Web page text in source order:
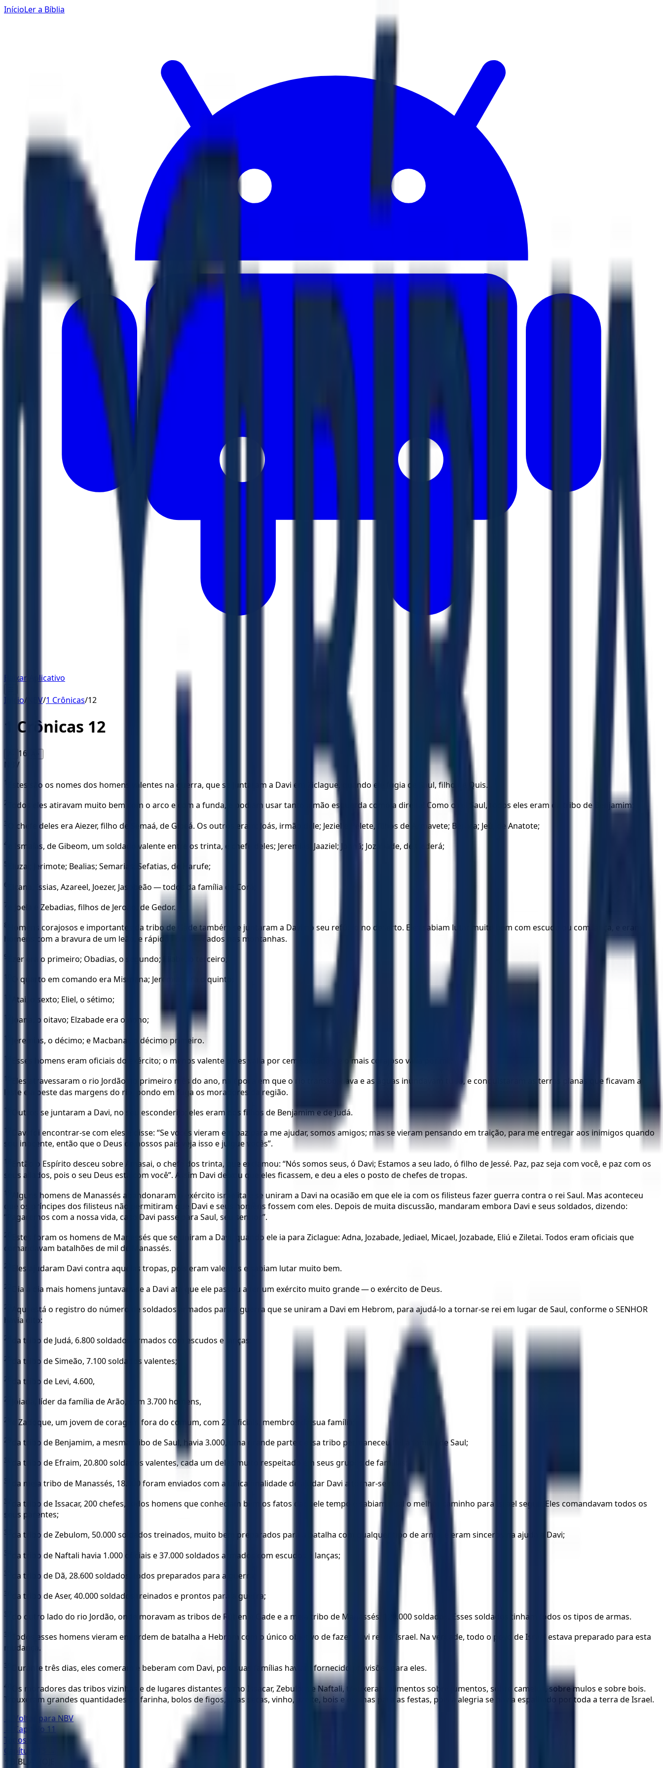
InícioLer a Bíblia
Baixar Aplicativo
Início/ NBV/1 Crônicas/12
1 Crônicas 12
16 A+
NBV
1 Estes são os nomes dos homens valentes na guerra, que se juntaram a Davi em Ziclague, quando ele fugia de Saul, filho de Quis.
2 Todos eles atiravam muito bem com o arco e com a funda, e podiam usar tanto a mão esquerda como a direita! Como o rei Saul, todos eles eram da tribo de Benjamim:
3 O chefe deles era Aiezer, filho de Semaá, de Gibeá. Os outros eram: Joás, irmão dele; Jeziel e Pelete, filhos de Azmavete; Beraca; Jeú, de Anatote;
4 e Ismaías, de Gibeom, um soldado valente entre os trinta, e chefe deles; Jeremias; Jaaziel; Joanã; Jozabade, de Gederá;
5 Eluzai; Jerimote; Bealias; Semarias; Sefatias, de Harufe;
6 Elcana, Issias, Azareel, Joezer, Jasobeão — todos da família de Corá;
7 e Joela e Zebadias, filhos de Jeroão, de Gedor.
8
Homens corajosos e importantes da tribo de Gade também se juntaram a Davi no seu refúgio no deserto. Eles sabiam lutar muito bem com escudo ou com lança, e eram
homens com a bravura de um leão, e rápidos como veados nas montanhas.
9 Ézer era o primeiro; Obadias, o segundo; Eliabe, o terceiro;
10 O quarto em comando era Mismana; Jeremias era o quinto;
11 Atai, o sexto; Eliel, o sétimo;
12 Joana, o oitavo; Elzabade era o nono;
13 Jeremias, o décimo; e Macbanai, o décimo primeiro.
14 Esses homens eram oficiais do exército; o menos valente deles valia por cem soldados, e o mais corajoso valia por mil!
15
Eles atravessaram o rio Jordão no primeiro mês do ano, na época em que o rio transbordava e as águas inundavam tudo, e conquistaram as terras planas que ficavam a
leste e a oeste das margens do rio, pondo em fuga os moradores da região.
16 Outros se juntaram a Davi, no seu esconderijo; eles eram dos filhos de Benjamim e de Judá.
17
Davi foi encontrar-se com eles e disse: “Se vocês vieram em paz para me ajudar, somos amigos; mas se vieram pensando em traição, para me entregar aos inimigos quando
sou inocente, então que o Deus de nossos pais veja isso e julgue vocês”.
18
Então o Espírito desceu sobre Amasai, o chefe dos trinta, que exclamou: “Nós somos seus, ó Davi; Estamos a seu lado, ó filho de Jessé. Paz, paz seja com você, e paz com os
seus aliados, pois o seu Deus está com você”. Assim Davi deixou que eles ficassem, e deu a eles o posto de chefes de tropas.
19
Alguns homens de Manassés abandonaram o exército israelita e se uniram a Davi na ocasião em que ele ia com os filisteus fazer guerra contra o rei Saul. Mas aconteceu
que os príncipes dos filisteus não permitiram que Davi e seus homens fossem com eles. Depois de muita discussão, mandaram embora Davi e seus soldados, dizendo:
“Pagaremos com a nossa vida, caso Davi passe para Saul, seu senhor”.
20
Estes foram os homens de Manassés que se uniram a Davi, quando ele ia para Ziclague: Adna, Jozabade, Jediael, Micael, Jozabade, Eliú e Ziletai. Todos eram oficiais que
comandavam batalhões de mil de Manassés.
21 Eles ajudaram Davi contra aquelas tropas, pois eram valentes e sabiam lutar muito bem.
22 Dia a dia mais homens juntavam-se a Davi até que ele passou a ter um exército muito grande — o exército de Deus.
23
Aqui está o registro do número de soldados armados para a guerra que se uniram a Davi em Hebrom, para ajudá-lo a tornar-se rei em lugar de Saul, conforme o SENHOR
havia dito:
24 da tribo de Judá, 6.800 soldados armados com escudos e lanças;
25 da tribo de Simeão, 7.100 soldados valentes;
26 da tribo de Levi, 4.600,
27 Joiada, líder da família de Arão, com 3.700 homens,
28 e Zadoque, um jovem de coragem fora do comum, com 22 oficiais, membros da sua família;
29 da tribo de Benjamim, a mesma tribo de Saul, havia 3.000, uma grande parte dessa tribo permaneceu fiel à família de Saul;
30 da tribo de Efraim, 20.800 soldados valentes, cada um deles muito respeitado em seus grupos de famílias;
31 da meia tribo de Manassés, 18.000 foram enviados com a única finalidade de ajudar Davi a tornar-se rei;
32
da tribo de Issacar, 200 chefes, todos homens que conheciam bem os fatos daquele tempo e sabiam qual o melhor caminho para Israel seguir. Eles comandavam todos os
seus parentes;
33 da tribo de Zebulom, 50.000 soldados treinados, muito bem preparados para a batalha com qualquer tipo de arma, e eram sinceros na ajuda a Davi;
34 da tribo de Naftali havia 1.000 oficiais e 37.000 soldados armados com escudos e lanças;
35 da tribo de Dã, 28.600 soldados, todos preparados para a guerra;
36 da tribo de Aser, 40.000 soldados treinados e prontos para a guerra;
37 do outro lado do rio Jordão, onde moravam as tribos de Rúben e Gade e a meia tribo de Manassés, 120.000 soldados. Esses soldados tinham todos os tipos de armas.
38
Todos esses homens vieram em ordem de batalha a Hebrom com o único objetivo de fazer Davi rei de Israel. Na verdade, todo o povo de Israel estava preparado para esta
mudança.
39 Durante três dias, eles comeram e beberam com Davi, pois suas famílias haviam fornecido provisões para eles.
40
Os moradores das tribos vizinhas e de lugares distantes como Issacar, Zebulom e Naftali, trouxeram alimentos sobre jumentos, sobre camelos, sobre mulos e sobre bois.
Trouxeram grandes quantidades de farinha, bolos de figos, uvas secas, vinho, azeite, bois e ovelhas para as festas, pois a alegria se havia espalhado por toda a terra de Israel.
← Voltar para NBV
← Capítulo 11
Todos os capítulos
Capítulo
BÍBLIA HOJE